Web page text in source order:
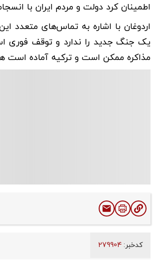
اطمینان کرد دولت و مردم ایران با
اردوغان با اشاره به تماس‌های متعدد
یک جنگ جدید را ندارد و توقف فوری
مذاکره ممکن است و ترکیه آماده است
کدخبر: